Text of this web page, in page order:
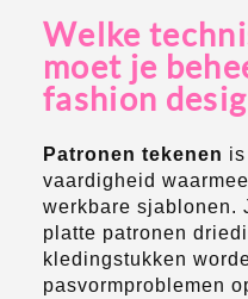
Welke
moet je
fashion
Patronen tekenen
vaardigheid
werkbare sjablonen.
platte patronen
kledingstukken
pasvormproblemen